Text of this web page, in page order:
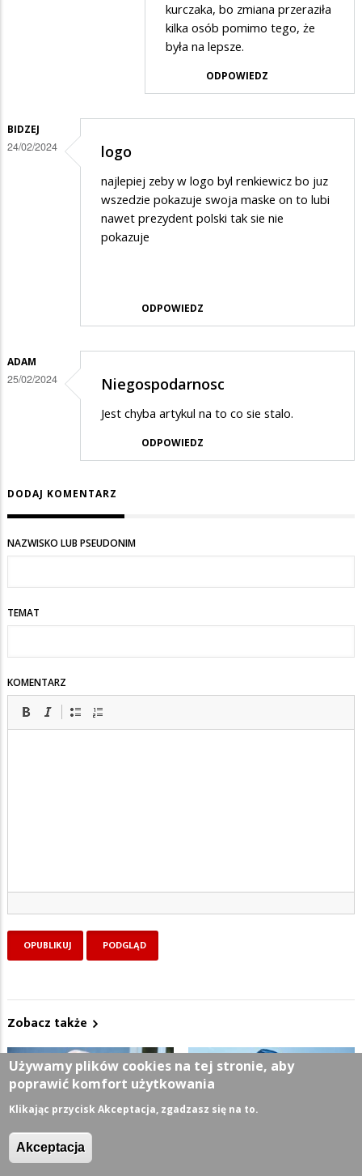
kurczaka, bo zmiana przeraziła
kilka osób pomimo tego, że
była na lepsze.
ODPOWIEDZ
BIDZEJ
24/02/2024 logo
najlepiej zeby w logo byl renkiewicz bo juz
wszedzie pokazuje swoja maske on to lubi
nawet prezydent polski tak sie nie
pokazuje
ODPOWIEDZ
ADAM
25/02/2024 Niegospodarnosc
Jest chyba artykul na to co sie stalo.
ODPOWIEDZ
DODAJ KOMENTARZ
NAZWISKO LUB PSEUDONIM
TEMAT
KOMENTARZ
Zobacz także
Używamy plików cookies na tej stronie, aby
poprawić komfort użytkowania
Klikając przycisk Akceptacja, zgadzasz się na to.
Akceptacja